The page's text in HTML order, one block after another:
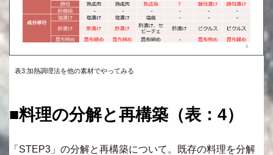
表3:加熱調理法を他の素材でやってみる
■料理の分解と再構築（表：4）
「STEP3」の分解と再構築について。既存の料理を分解